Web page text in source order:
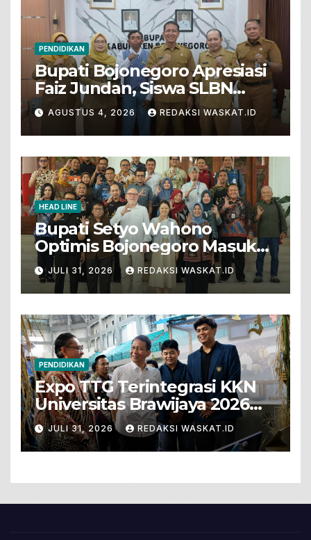
PENDIDIKAN
Bupati Bojonegoro Apresiasi
Faiz Jundan, Siswa SLBN
Gunungsari Baureno Masuk
LKS Diksus Tingkat Nasional
AGUSTUS 4, 2026 REDAKSI WASKAT.ID
HEAD LINE
Bupati Setyo Wahono
Optimis Bojonegoro Masuk
Unesco Global Geopark
JULI 31, 2026 REDAKSI WASKAT.ID
PENDIDIKAN
Expo TTG Terintegrasi KKN
Universitas Brawijaya 2026
Hadirkan Inovasi Peternakan
Untuk Bojonegoro
JULI 31, 2026 REDAKSI WASKAT.ID